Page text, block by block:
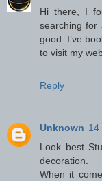
Hi there, I
searching for
good. I’ve
to visit my
Reply
Unknown 14
Look best
decoration.
When it